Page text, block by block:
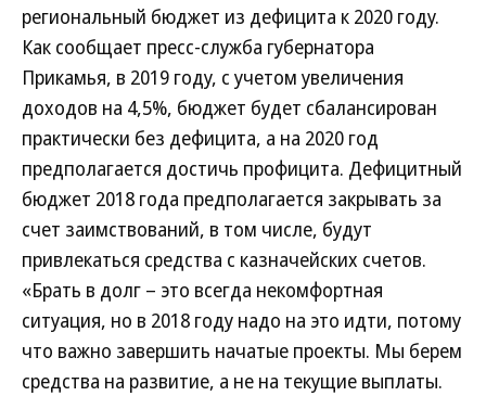
региональный бюджет из дефицита к 2020 году.
Как сообщает пресс-служба губернатора
Прикамья, в 2019 году, с учетом увеличения
доходов на 4,5%, бюджет будет сбалансирован
практически без дефицита, а на 2020 год
предполагается достичь профицита. Дефицитный
бюджет 2018 года предполагается закрывать за
счет заимствований, в том числе, будут
привлекаться средства с казначейских счетов.
«Брать в долг – это всегда некомфортная
ситуация, но в 2018 году надо на это идти, потому
что важно завершить начатые проекты. Мы берем
средства на развитие, а не на текущие выплаты.